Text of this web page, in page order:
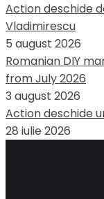
Action deschide
Vladimirescu
5 august 2026
Romanian DIY
from July 2026
3 august 2026
Action deschide
28 iulie 2026